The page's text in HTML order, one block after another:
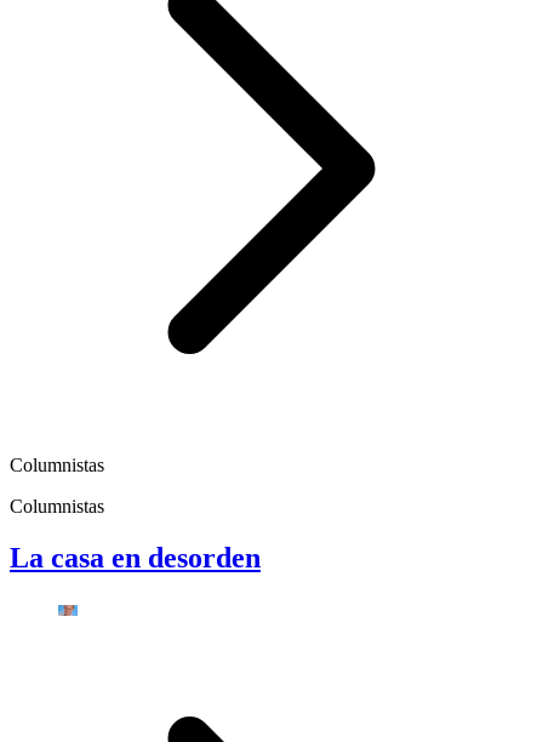
Columnistas
Columnistas
La casa en desorden